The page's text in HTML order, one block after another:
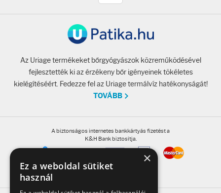
Az Uriage termékeket bőrgyógyászok közreműködésével
fejlesztették ki az érzékeny bőr igényeinek tökéletes
kielégítéséért. Fedezze fel az Uriage termálvíz hatékonyságát!
TOVÁBB
A biztonságos internetes bankkártyás fizetést a
K&H Bank biztosítja.
×
Ez a weboldal sütiket
használ